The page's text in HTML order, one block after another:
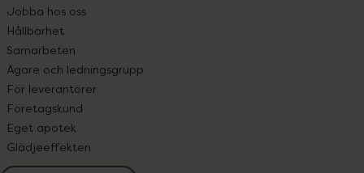
Jobba hos oss
Hållbarhet
Samarbeten
Ägare och ledningsgrupp
För leverantörer
Företagskund
Eget apotek
Glädjeeffekten